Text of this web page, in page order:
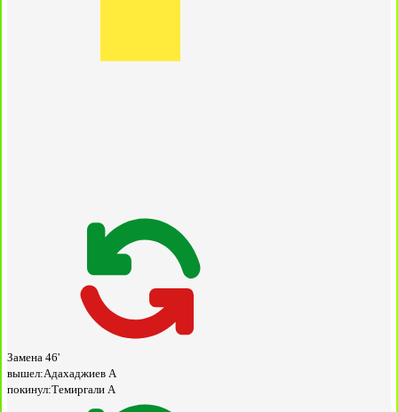
Замена 46'
вышел:Адахаджиев А
покинул:Темиргали А